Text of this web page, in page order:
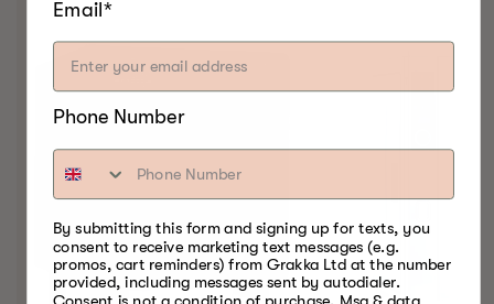
Email*
Phone Number
By submitting this form and signing up for texts, you
consent to receive marketing text messages (e.g.
promos, cart reminders) from Grakka Ltd at the number
provided, including messages sent by autodialer.